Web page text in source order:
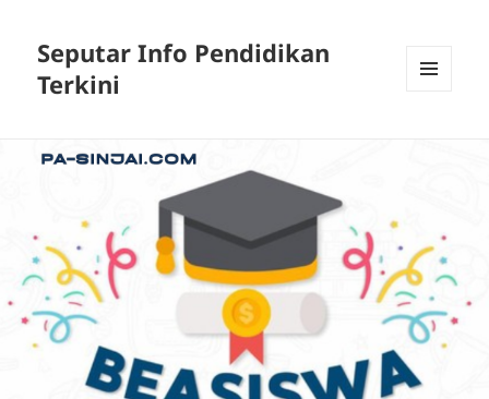
Seputar Info Pendidikan
Terkini